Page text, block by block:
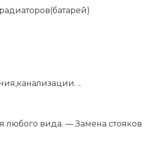
..
любого вида. — Замена стояков